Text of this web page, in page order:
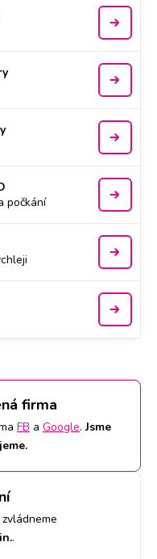
počkání
firma
FB a Google.Jsme
zvládneme
.